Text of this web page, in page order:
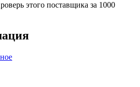
этого поставщика за 1000